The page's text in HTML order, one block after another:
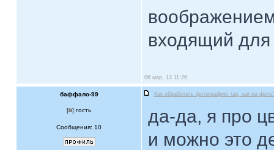
входящий
06 мар, 13 11:26
баффало-99 Как обработать фотографию так, как на
[ ] гость
Сообщения: 10
да-да, я про
и можно это